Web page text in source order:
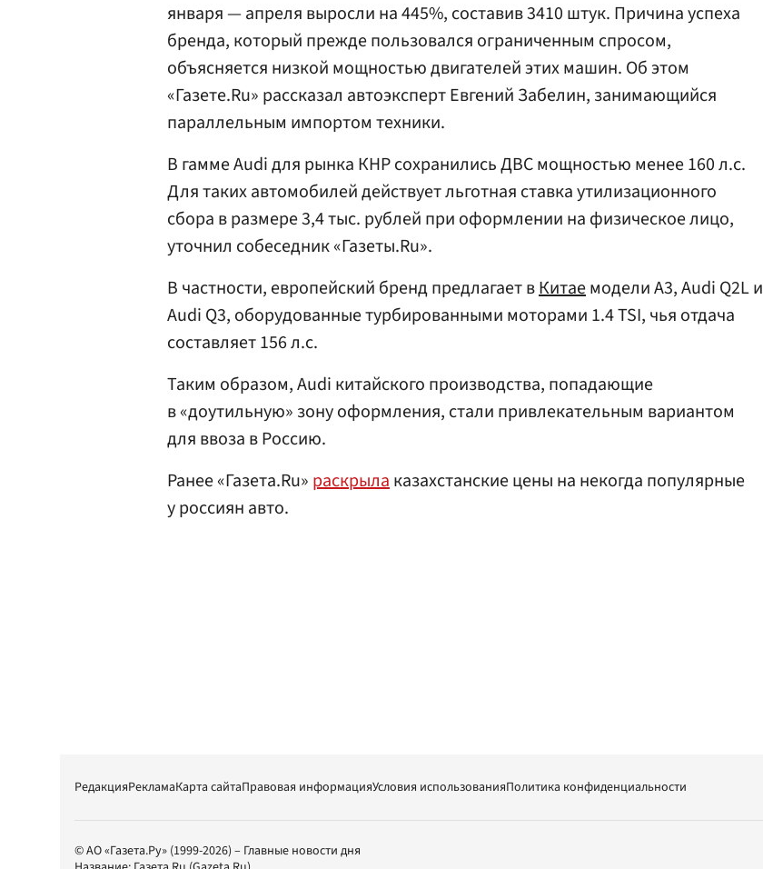
января — апреля выросли на 445%, составив 3410 штук. Причина успеха
бренда, который прежде пользовался ограниченным спросом,
объясняется низкой мощностью двигателей этих машин. Об этом
«Газете.Ru» рассказал автоэксперт Евгений Забелин, занимающийся
параллельным импортом техники.
В гамме Audi для рынка КНР сохранились ДВС мощностью менее 160 л.с.
Для таких автомобилей действует льготная ставка утилизационного
сбора в размере 3,4 тыс. рублей при оформлении на физическое лицо,
уточнил собеседник «Газеты.Ru».
В частности, европейский бренд предлагает вКитаемодели A3, Audi Q2L и
Audi Q3, оборудованные турбированными моторами 1.4 TSI, чья отдача
составляет 156 л.с.
Таким образом, Audi китайского производства, попадающие
в «доутильную» зону оформления, стали привлекательным вариантом
для ввоза в Россию.
Ранее «Газета.Ru» раскрылаказахстанские цены на некогда популярные
у россиян авто.
РедакцияРекламаКарта сайтаПравовая информацияУсловия использованияПолитика конфиденциальности
© АО «Газета.Ру» (1999-2026) – Главные новости дня